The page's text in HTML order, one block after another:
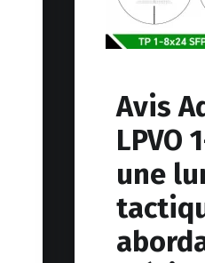
Avis
LPVO
une